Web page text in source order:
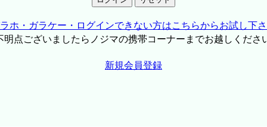
ホ・ガラケー・ログインできない方はこちらからお試し下
点ございましたらノジマの携帯コーナーまでお越しくださ
新規会員登録